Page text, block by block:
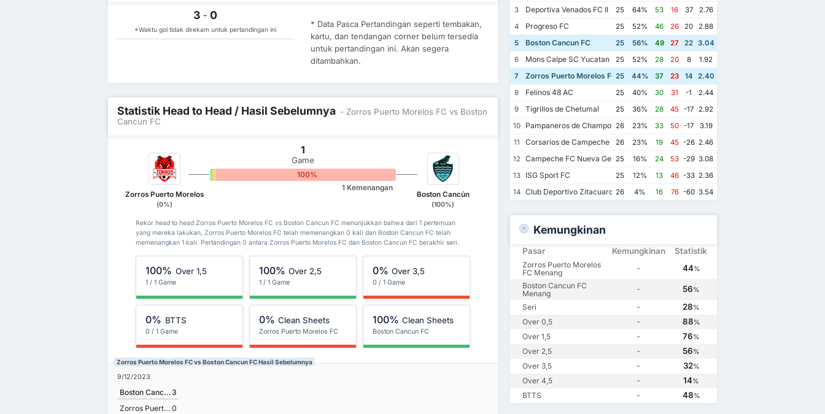
3 - 0
*Waktu gol tidak direkam untuk pertandingan ini
* Data Pasca Pertandingan seperti tembakan,
kartu, dan tendangan corner belum tersedia
untuk pertandingan ini. Akan segera
ditambahkan.
Statistik Head to Head / Hasil Sebelumnya - Zorros Puerto Morelos FC vs Boston
Cancun FC
Zorros Puerto Morelos
(0%)
1
Game
100%
1 Kemenangan
Boston Cancún
(100%)
Rekor head to head Zorros Puerto Morelos FC vs Boston Cancun FC menunjukkan bahwa dari 1 pertemuan
yang mereka lakukan, Zorros Puerto Morelos FC telah memenangkan 0 kali dan Boston Cancun FC telah
memenangkan 1 kali. Pertandingan 0 antara Zorros Puerto Morelos FC dan Boston Cancun FC berakhir seri.
100% Over 1,5
1 / 1 Game
100% Over 2,5
1 / 1 Game
0% Over 3,5
0 / 1 Game
0% BTTS
0 / 1 Game
0% Clean Sheets
Zorros Puerto Morelos FC
100% Clean Sheets
Boston Cancun FC
Zorros Puerto Morelos FC vs Boston Cancun FC Hasil Sebelumnya
9/12/2023
Boston Cancun FC 3
Zorros Puerto Morelos FC 0
3
Deportiva Venados FC II 25 64% 53 16 37
2.76
4
Progreso FC 25 52% 46 26 20
2.88
5
Boston Cancun FC 25 56% 49 27 22 3.04
6
Mons Calpe SC Yucatan 25 52% 28 20 8
1.92
7
Zorros Puerto Morelos FC25 44% 37 23 14
2.40
8
Felinos 48 AC 25 40% 30 31 -1
2.44
9
Tigrillos de Chetumal 25 36% 28 45 -17 2.92
10
Pampaneros de Champoton FC
26 23% 33 50 -17
3.19
11
Corsarios de Campeche FC26 23% 19 45 -26 2.46
12
Campeche FC Nueva Generacion
25 16% 24 53 -29 3.08
13
ISG Sport FC 25 12% 13 46 -33 2.36
14 Club Deportivo Zitacuaro II26 4% 16 76 -60 3.54
Kemungkinan
Pasar Kemungkinan Statistik
Zorros Puerto Morelos
FC Menang
- 44%
Boston Cancun FC
Menang
- 56%
Seri - 28%
Over 0,5 - 88%
Over 1,5 - 76%
Over 2,5 - 56%
Over 3,5 - 32%
Over 4,5 - 14%
BTTS - 48%